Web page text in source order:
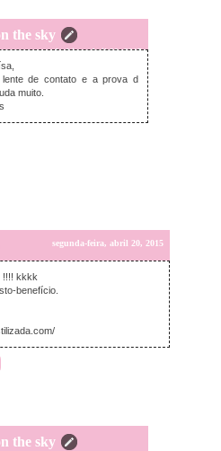
the sky
segunda-feira, abril 20, 2015
de contato e a prova d
muito.
segunda-feira, abril 20, 2015
!!!! kkkk
benefício.
the sky